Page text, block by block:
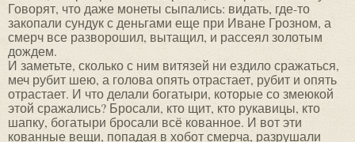
Говорят, что даже монеты сыпались: видать, где-то
закопали сундук с деньгами еще при Иване Грозном, а
смерч все разворошил, вытащил, и рассеял золотым
дождем.
И заметьте, сколько с ним витязей ни ездило сражаться,
меч рубит шею, а голова опять отрастает, рубит и опять
отрастает. И что делали богатыри, которые со змеюкой
этой сражались? Бросали, кто щит, кто рукавицы, кто
шапку, богатыри бросали всё кованное. И вот эти
кованные вещи, попадая в хобот смерча, разрушали